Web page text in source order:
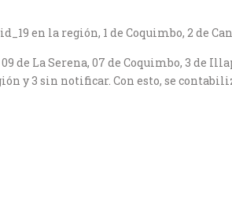
en la región, 1 de Coquimbo, 2 de
La Serena, 07 de Coquimbo, 3 de
y 3 sin notificar. Con esto, se